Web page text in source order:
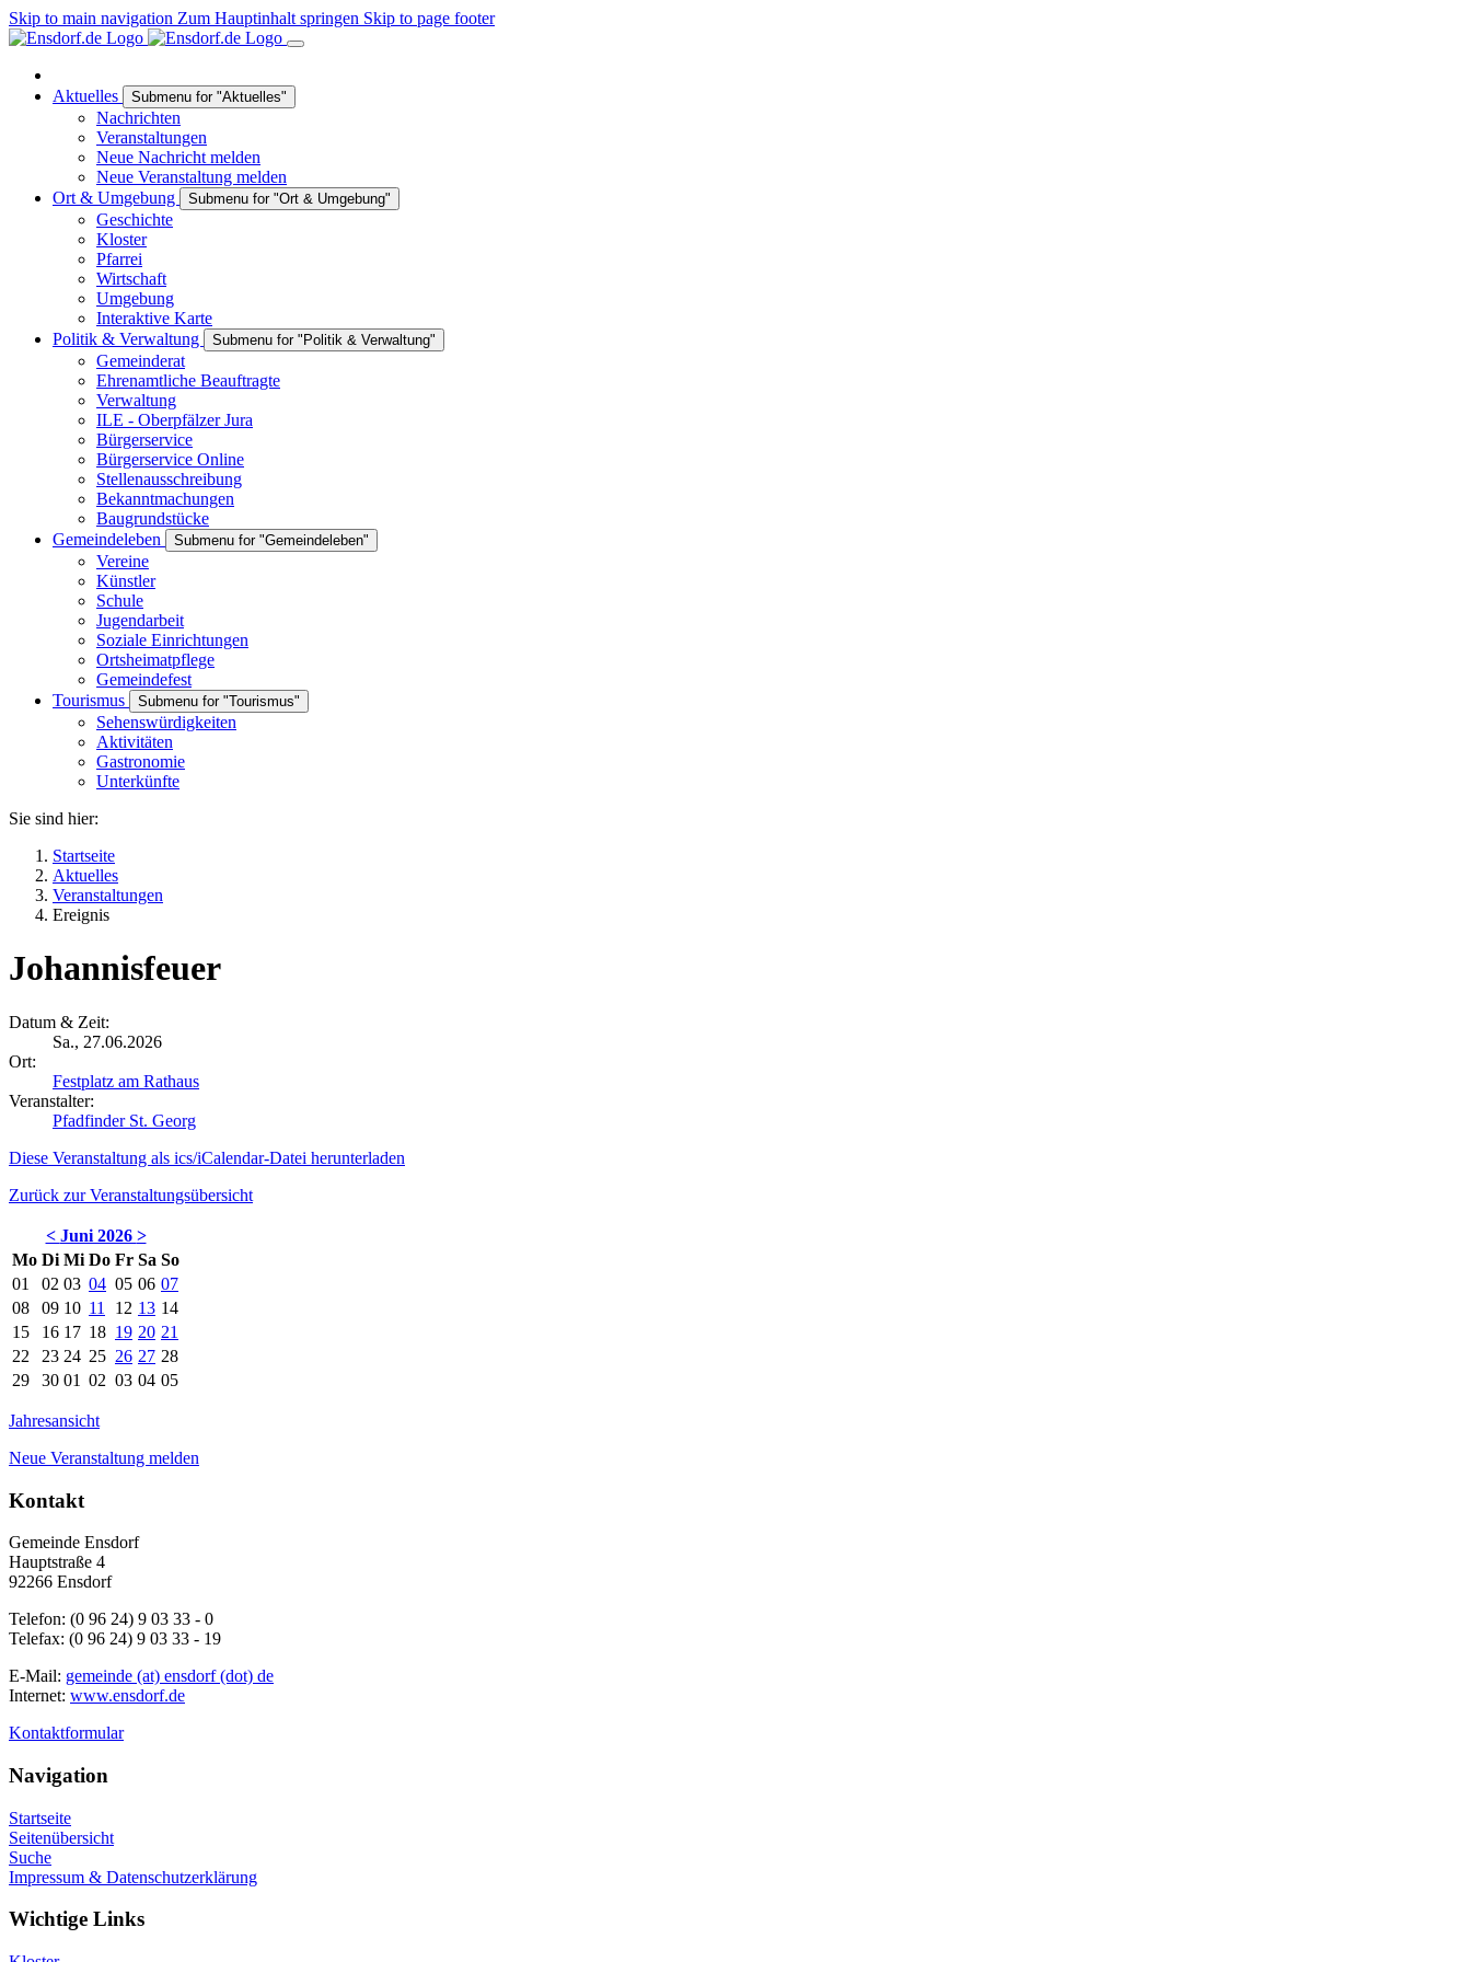
Skip to main navigation Zum Hauptinhalt springen Skip to page footer
Aktuelles Submenu for "Aktuelles"
Nachrichten
Veranstaltungen
Neue Nachricht melden
Neue Veranstaltung melden
Ort & Umgebung
Submenu for "Ort & Umgebung"
Geschichte
Kloster
Pfarrei
Wirtschaft
Umgebung
Interaktive Karte
Politik & Verwaltung
Submenu for "Politik & Verwaltung"
Gemeinderat
Ehrenamtliche Beauftragte
Verwaltung
ILE - Oberpfälzer Jura
Bürgerservice
Bürgerservice Online
Stellenausschreibung
Bekanntmachungen
Baugrundstücke
Gemeindeleben
Submenu for "Gemeindeleben"
Vereine
Künstler
Schule
Jugendarbeit
Soziale Einrichtungen
Ortsheimatpflege
Gemeindefest
Tourismus
Submenu for "Tourismus"
Sehenswürdigkeiten
Aktivitäten
Gastronomie
Unterkünfte
Sie sind hier:
Startseite
Aktuelles
Veranstaltungen
Ereignis
Johannisfeuer
Datum & Zeit:
Sa., 27.06.2026
Ort:
Festplatz am Rathaus
Veranstalter:
Pfadfinder St. Georg
Diese Veranstaltung als ics/iCalendar-Datei herunterladen
Zurück zur Veranstaltungsübersicht
< Juni 2026 >
Mo Di Mi Do Fr Sa So
01
02 03 04 05 06 07
08
09 10 11 12 13 14
15
16 17 18 19 20 21
22
23 24 25 26 27 28
29
30 01 02 03 04 05
Jahresansicht
Neue Veranstaltung melden
Kontakt
Gemeinde Ensdorf
Hauptstraße 4
92266 Ensdorf
Telefon: (0 96 24) 9 03 33 - 0
Telefax: (0 96 24) 9 03 33 - 19
E-Mail: gemeinde (at) ensdorf (dot) de
Internet: www.ensdorf.de
Kontaktformular
Navigation
Startseite
Seitenübersicht
Suche
Impressum & Datenschutzerklärung
Wichtige Links